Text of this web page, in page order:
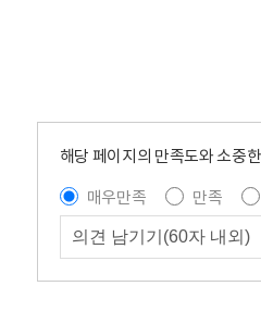
해당 페이지의 만족도와 소중
매우만족
만족